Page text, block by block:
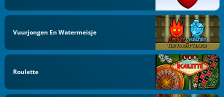
Vuurjongen En Watermeisje
Roulette